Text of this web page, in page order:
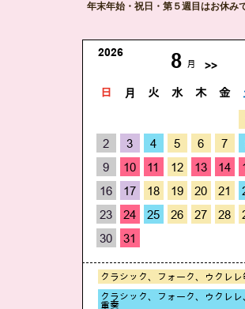
年末年始・祝日・第５週目はお休み